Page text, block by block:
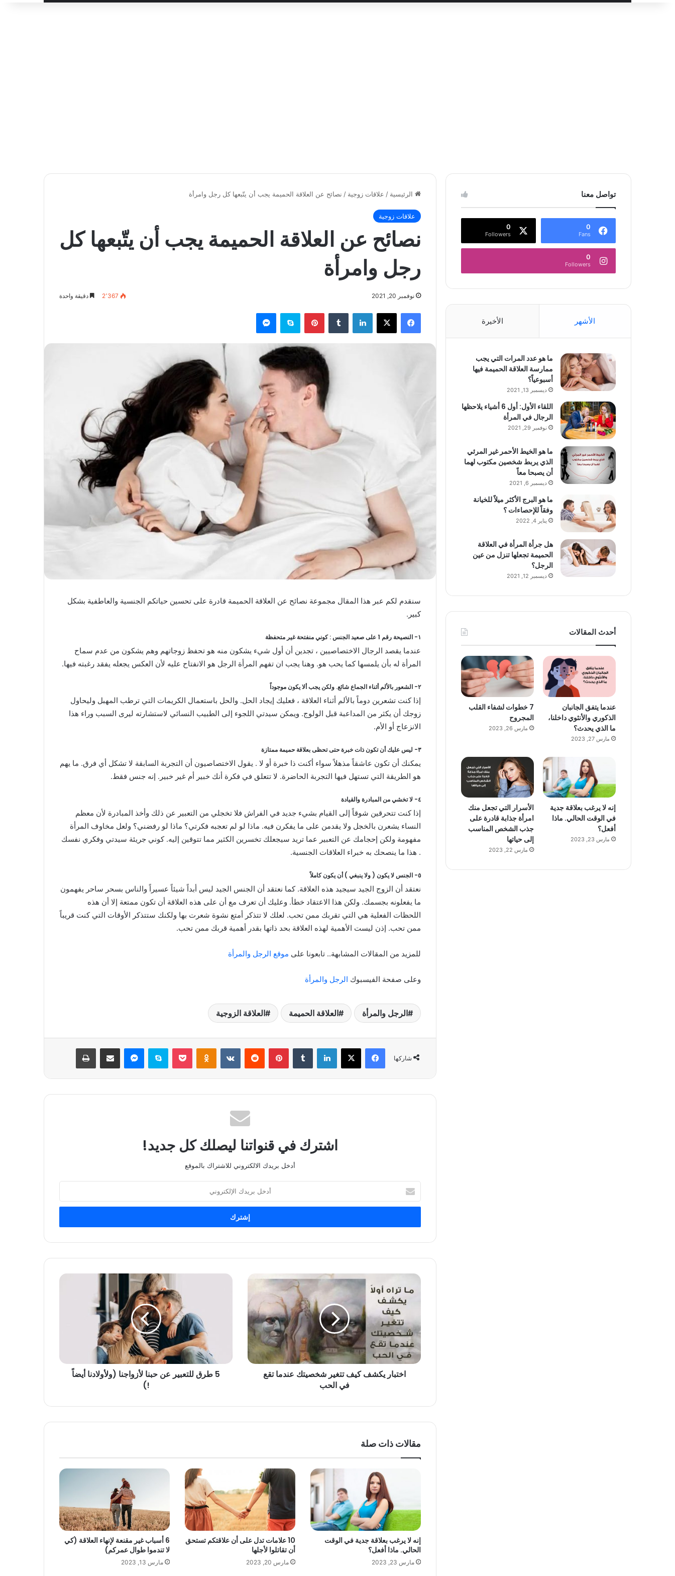
عن
الرئيسية / علاقات زوجية / نصائح عن العلاقة الحميمة يجب أن يتّبعها كل رجل وامرأة
علاقات زوجية
نصائح عن العلاقة الحميمة يجب أن يتّبعها كل
رجل وامرأة
نوفمبر 20, 2021 2٬367 دقيقة واحدة
فيسبوك X لينكدإن بينتيريستسكايب ماسنجر
سنقدم لكم عبر هذا المقال مجموعة نصائح عن العلاقة الحميمة قادرة على تحسين حياتكم الجنسية والعاطفية بشكل
كبير.
١- النصيحة رقم 1 على صعيد الجنس : كوني منفتحة غير متحفظة
عندما يقصد الرجال الاختصاصيين ، تجدين أن أول شيء يشكون منه هو تحفظ زوجاتهم وهم يشكون من عدم سماح
المرأة له بأن يلمسها كما يحب هو. وهنا يجب ان تفهم المرأة الرجل هو الانفتاح عليه لأن العكس يجعله يفقد رغبته فيها.
٢- الشعور بالألم أثناء الجماع شائع. ولكن يجب ألا يكون موجوداً
إذا كنت تشعرين دوماً بالألم أثناء العلاقة ، فعليك إيجاد الحل. والحل باستعمال الكريمات التي ترطب المهبل وليحاول
زوجك أن يكثر من المداعبة قبل الولوج. ويمكن سيدتي اللجوء إلى الطبيب النسائي لاستشارته ليرى السبب وراء هذا
الانزعاج أو الأم.
٣- ليس عليك أن تكون ذات خبرة حتى تحظى بعلاقة حميمة ممتازة
يمكنك أن تكون عاشقاً مذهلاً سواء أكنت ذا خبرة أو لا . يقول الاختصاصيون أن التجربة السابقة لا تشكل أي فرق. ما يهم
هو الطريقة التي تستهل فيها التجربة الحاضرة. لا تتعلق في فكرة أنك خبير أم غير خبير. إنه جنس فقط.
٤- لا تخشي من المبادرة والقيادة
إذا كنت تتحرقين شوقاً إلى القيام بشيء جديد في الفراش فلا تخجلي من التعبير عن ذلك وأخذ المبادرة لأن معظم
النساء يشعرن بالخجل ولا يقدمن على ما يفكرن فيه. ماذا لو لم تعجبه فكرتي؟ ماذا لو رفضني؟ ولعل مخاوف المرأة
مفهومة ولكن إحجامك عن التعبير عما تريد سيجعلك تخسرين الكثير مما تتوقين إليه. كوني جريئة سيدتي وفكري نفسك
. هذا ما ينصحك به خبراء العلاقات الجنسية.
٥- الجنس لا يكون ( ولا ينبغي ) أن يكون كاملاً
نعتقد أن الزوج الجيد سيجيد هذه العلاقة. كما نعتقد أن الجنس الجيد ليس أبداً شيئاً عسيراً والناس بسحر ساحر يفهمون
ما يفعلونه بجسمك. ولكن هذا الاعتقاد خطأ. وعليك أن تعرف مع أن على هذه العلاقة أن تكون ممتعة إلا أن هذه
اللحظات الفعلية هي التي تقربك ممن تحب. لعلك لا تتذكر أمتع نشوة شعرت بها ولكنك ستتذكر الأوقات التي كنت قريباً
ممن تحب. إذن ليست الأهمية لهذه العلاقة بحد ذاتها بقدر أهمية قربك ممن تحب.
للمزيد من المقالات المشابهة.. تابعونا على موقع الرجل والمرأة
وعلى صفحة الفيسبوك الرجل والمرأة
الرجل والمرأة العلاقة الحميمة العلاقة الزوجية
شاركها
فيسبوك X لينكدإن بينتيريست Odnoklassniki
بوكيت سكايب ماسنجر مشاركة عبر البريد طباعة
اشترك في قنواتنا ليصلك كل جديد!
أدخل بريدك الالكتروني للاشتراك بالموقع
بريدك
الإلكتروني
اختبار يكشف كيف تتغير شخصيتك عندما تقع
في الحب
5 طرق للتعبير عن حبنا لأزواجنا (ولأولادنا أيضاً
!)
مقالات ذات صلة
إنه لا يرغب بعلاقة جدية في الوقت
الحالي. ماذا أفعل؟
مارس 23, 2023
10 علامات تدل على أن علاقتكم تستحق
أن تقاتلوا لأجلها
مارس 20, 2023
6 أسباب غير مقنعة لإنهاء العلاقة (كي
لا تندموا طوال عمركم)
مارس 13, 2023
تواصل معنا
0
Fans
0
Followers
0
Followers
الأشهر الأخيرة
ما هو عدد المرات التي يجب
ممارسة العلاقة الحميمة فيها
أسبوعياً؟
ديسمبر 13, 2021
اللقاء الأول: أول 6 أشياء يلاحظها
الرجال في المرأة
نوفمبر 29, 2021
ما هو الخيط الأحمر غير المرئي
الذي يربط شخصين مكتوب لهما
أن يصبحا معاً
ديسمبر 6, 2021
ما هو البرج الأكثر ميلاً للخيانة
وفقاً للإحصاءات ؟
يناير 4, 2022
هل جرأة المرأة في العلاقة
الحميمة تجعلها تنزل من عين
الرجل؟
ديسمبر 12, 2021
أحدث المقالات
عندما يتفق الجانبان
الذكوري والأنثوي داخلنا،
ما الذي يحدث؟
مارس 27, 2023
7 خطوات لشفاء القلب
المجروح
مارس 26, 2023
إنه لا يرغب بعلاقة جدية
في الوقت الحالي. ماذا
أفعل؟
مارس 23, 2023
الأسرار التي تجعل منك
امرأة جذابة قادرة على
جذب الشخص المناسب
إلى حياتها
مارس 22, 2023